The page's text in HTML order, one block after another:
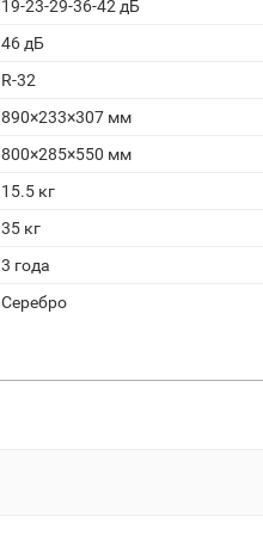
19-23-29-36-42 дБ
46 дБ
R-32
890×233×307 мм
800×285×550 мм
15.5 кг
35 кг
3 года
Серебро